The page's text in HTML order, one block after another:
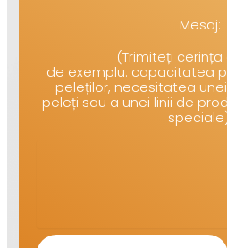
Mesaj:
(Trimiteți cerința
de exemplu: capacitatea
peleților, necesitatea
peleți sau a unei linii de